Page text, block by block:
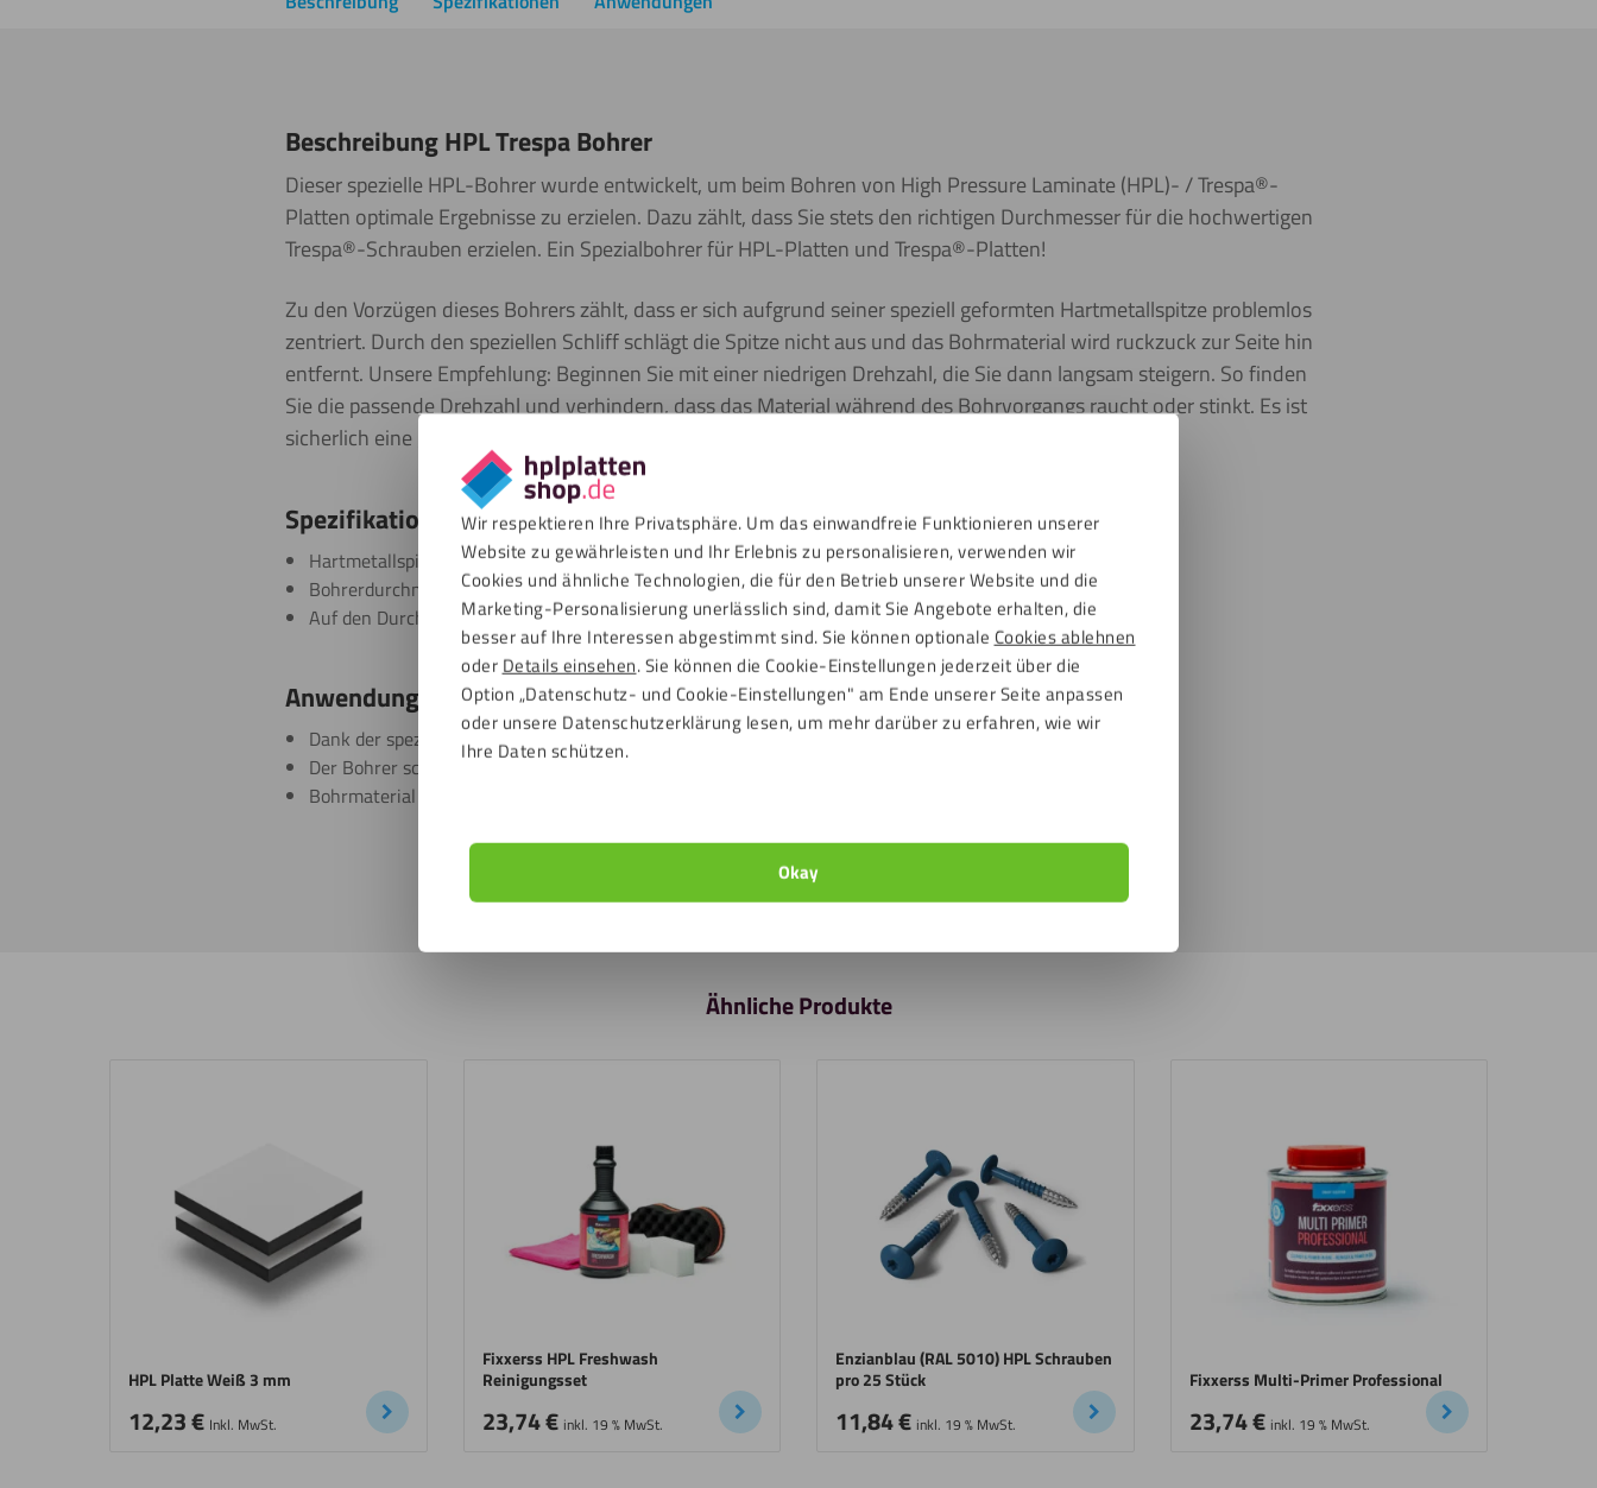
Wir respektieren Ihre Privatsphäre. Um das einwandfreie Funktionieren unserer
Website zu gewährleisten und Ihr Erlebnis zu personalisieren, verwenden wir
Cookies und ähnliche Technologien, die für den Betrieb unserer Website und die
Marketing-Personalisierung unerlässlich sind, damit Sie Angebote erhalten, die
besser auf Ihre Interessen abgestimmt sind. Sie können optionale Cookies ablehnen
oder Details einsehen. Sie können die Cookie-Einstellungen jederzeit über die
Option „Datenschutz- und Cookie-Einstellungen" am Ende unserer Seite anpassen
oder unsere Datenschutzerklärung lesen, um mehr darüber zu erfahren, wie wir
Ihre Daten schützen.
Okay
Beschreibung HPL Trespa Bohrer
Dieser spezielle HPL-Bohrer wurde entwickelt, um beim Bohren von High Pressure Laminate (HPL)- / Trespa®-
Platten optimale Ergebnisse zu erzielen. Dazu zählt, dass Sie stets den richtigen Durchmesser für die hochwertigen
Trespa®-Schrauben erzielen. Ein Spezialbohrer für HPL-Platten und Trespa®-Platten!
Zu den Vorzügen dieses Bohrers zählt, dass er sich aufgrund seiner speziell geformten Hartmetallspitze problemlos
zentriert. Durch den speziellen Schliff schlägt die Spitze nicht aus und das Bohrmaterial wird ruckzuck zur Seite hin
entfernt. Unsere Empfehlung: Beginnen Sie mit einer niedrigen Drehzahl, die Sie dann langsam steigern. So finden
Sie die passende Drehzahl und verhindern, dass das Material während des Bohrvorgangs raucht oder stinkt. Es ist
sicherlich eine gute Empfehlung, es zuerst an einem Probestück zu probieren.
Spezifikationen
Hartmetallspitze
Bohrerdurchmesser: 8 mm
Auf den Durchmesser der Trespa®-Schrauben ausgelegt
Anwendungen
Dank der speziell geformten Spitze keine Probleme mit der Zentrierung
Der Bohrer schlägt in HPL- oder Trespa®-Platten nicht aus
Bohrmaterial wird automatisch zur Seite befördert
Ähnliche Produkte
HPL Platte Weiß 3 mm
12,23€ Inkl. MwSt.
Fixxerss HPL Freshwash
Reinigungsset
23,74€ inkl. 19 % MwSt.
Enzianblau (RAL 5010) HPL Schrauben
pro 25 Stück
11,84€ inkl. 19 % MwSt.
Fixxerss Multi-Primer Professional
23,74€ inkl. 19 % MwSt.